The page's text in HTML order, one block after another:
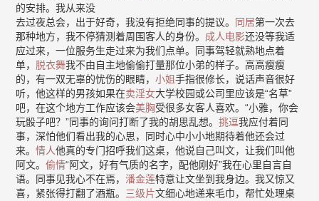
的安排。我从来没
去过夜总会，出于好奇，我没有拒绝同事的提议。 同居第一次去
那种地方，我不停猜测着周围客人的身份。 成人电影还没等我适
应过来，一位服务生走过来为我们点单。同事驾轻就熟地点着
单， 脱衣舞我不由自主地偷偷打量那位小弟的样子。高高瘦瘦
的，有一双无辜的忧伤的眼睛，小姐手指很修长，说话声音很好
听，他这样的男孩如果在卖淫女大学校园或公司里应该是“名草”
吧，在这个地方工作应该会美胸受很多女客人喜欢。“小雅，你会
玩骰子吧？”同事的询问打断了我的胡思乱想。挑逗我应付着同
事，深怕他们看出我的心思，同时心中小小地期待着他还会过
来。情人他真的专门招呼我们这桌，他说自己叫文，让我们叫他
阿文。偷情“阿文，好有气质的名字，配他刚好”我在心里自言自
语。同事见我心不在焉， 潘金莲特意让文坐到我身边。我又惊又
喜，紧张得打翻了酒瓶。 三级片文细心地递来毛巾，帮忙处理桌